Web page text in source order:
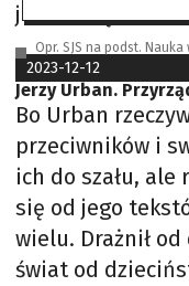
jest narzędzie –
Opr. SJS na podst. Nauka
2023-12-12
Jerzy Urban.
Bo Urban
przeciwników i
ich do szału, ale
się od jego
wielu. Drażnił
świat od